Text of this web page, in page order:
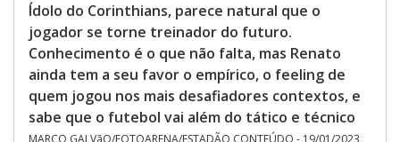
Ídolo do Corinthians, parece natural que o
jogador se torne treinador do futuro.
Conhecimento é o que não falta, mas Renato
ainda tem a seu favor o empírico, o feeling de
quem jogou nos mais desafiadores contextos, e
sabe que o futebol vai além do tático e técnico
MARCO GALVãO/FOTOARENA/ESTADÃO CONTEÚDO - 19/01/2023